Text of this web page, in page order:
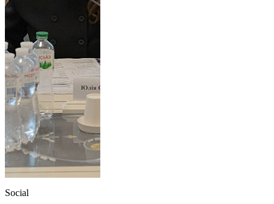
Social